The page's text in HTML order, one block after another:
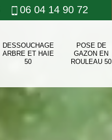
06 04 14 90 72
DESSOUCHAGE
ARBRE ET HAIE
50
POSE DE
GAZON EN
ROULEAU 50